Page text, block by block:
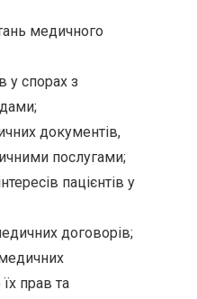
медичного
у спорах з
документів,
послугами;
пацієнтів у
договорів;
прав та